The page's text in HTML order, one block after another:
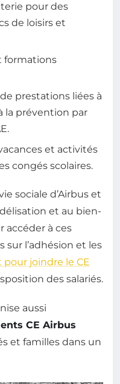
pour des
de loisirs et
formations
prestations liées à
la prévention par
et activités
congés scolaires.
sociale d’Airbus et
et au bien-
accéder à ces
sur l’adhésion et les
joindre le CE
des salariés.
aussi
CE Airbus
et familles dans un